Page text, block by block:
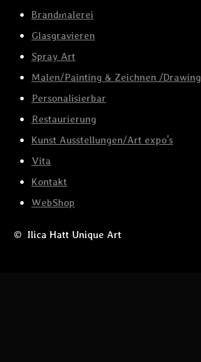
Brandmalerei
Glasgravieren
Spray Art
Malen/Painting & Zeichnen /Drawing
Personalisierbar
Restaurierung
Kunst Ausstellungen/Art expo's
Vita
Kontakt
WebShop
© Ilica Hatt Unique Art